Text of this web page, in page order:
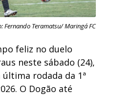
Fernando Teramatsu/ Maringá FC
feliz no duelo
neste sábado (24),
rodada da 1ª
O Dogão até